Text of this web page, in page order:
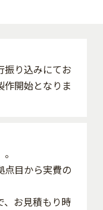
振り込みにてお
作開始となりま
点目から実費の
、お見積もり時